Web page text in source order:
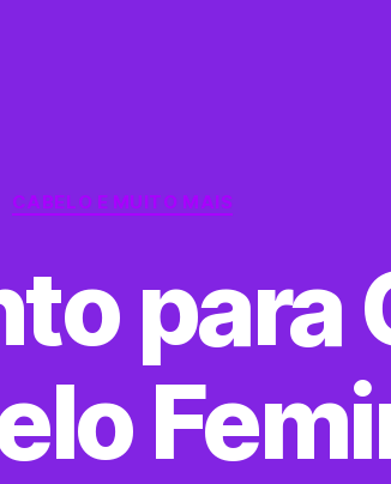
Categorias
CABELO E MUITO MAIS
para